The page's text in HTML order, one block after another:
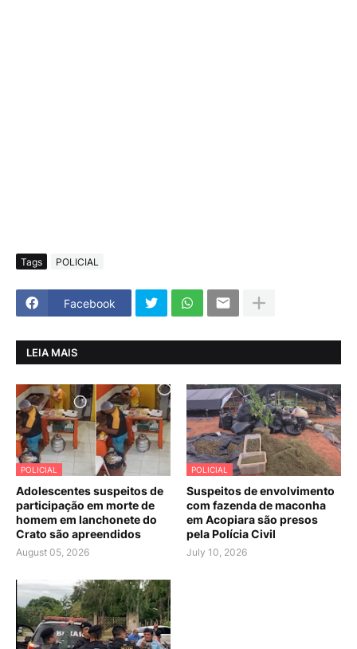
Tags POLICIAL
Facebook
LEIA MAIS
POLICIAL
Adolescentes suspeitos de
participação em morte de
homem em lanchonete do
Crato são apreendidos
August 05, 2026
POLICIAL
Suspeitos de envolvimento
com fazenda de maconha
em Acopiara são presos
pela Polícia Civil
July 10, 2026